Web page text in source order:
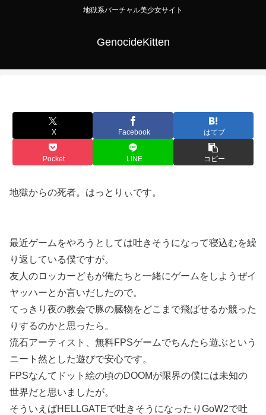
地獄系バーチャル美少女サイト
GenocideKitten
X Facebook はてブ
Pocket LINE コピー
地獄からの死者。はっとりぃです。
最近ゲームをやろうとしては吐きそうになって寝込むを繰
り返している僕ですが。
友人のロッカーどもが俺たちと一緒にゲームをしようぜイ
ヤッハーとか言いだしたので。
てっきり夜の教会で豚の臓物をどこまで飛ばせるか競った
りするのかと思ったら。
流石アーティスト、無料FPSゲームでちんたら遊ぶという
ニート然とした遊びで安心です。
FPSなんてドット絵の頃のDOOMが限界の僕には未知の
世界だと思いましたが。
そういえばHELLGATEで吐きそうになったりGoW2で吐